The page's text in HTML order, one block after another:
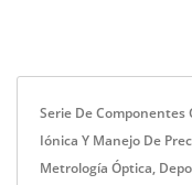
Serie De Componentes
Iónica Y Manejo De
Metrología Óptica,